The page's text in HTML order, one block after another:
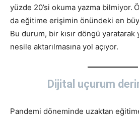
yüzde 20’si okuma yazma bilmiyor.
da eğitime erişimin önündeki en
Bu durum, bir kısır döngü
nesile aktarılmasına yol açıyor.
Dijital uçurum
Pandemi döneminde uzaktan